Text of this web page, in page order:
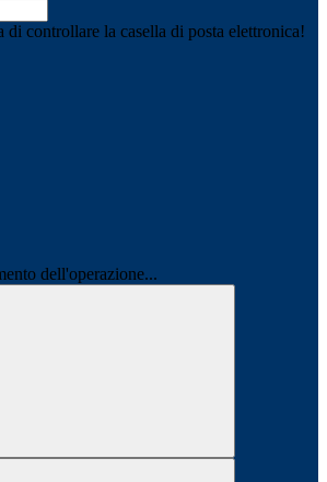
di controllare la casella di posta elettronica!
dell'operazione...